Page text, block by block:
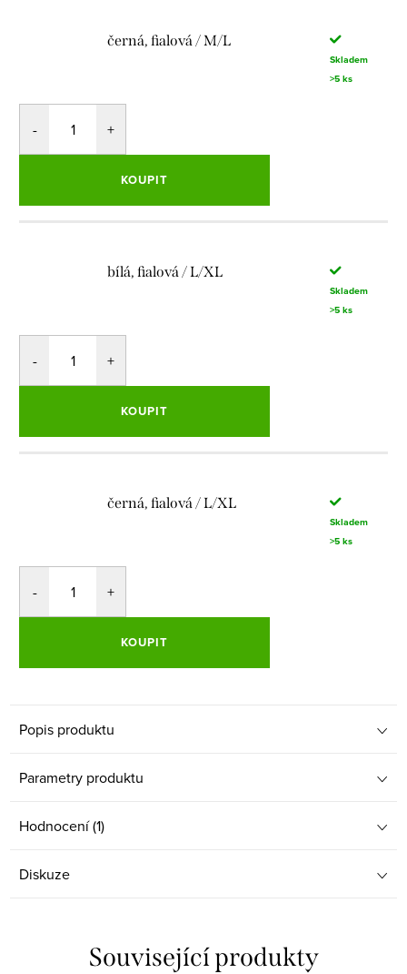
černá, fialová / M/L
Skladem
>5 ks
KOUPIT
bílá, fialová / L/XL
Skladem
>5 ks
KOUPIT
černá, fialová / L/XL
Skladem
>5 ks
KOUPIT
Popis produktu
Parametry produktu
Hodnocení (1)
Diskuze
Související produkty